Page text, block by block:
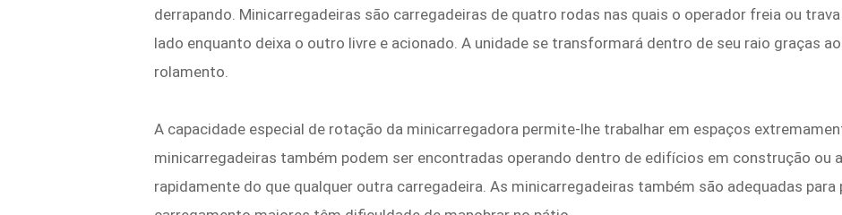
derrapando. Minicarregadeiras são carregadeiras de quatro rodas nas quais o operador freia ou
lado enquanto deixa o outro livre e acionado. A unidade se transformará dentro de seu raio graças
rolamento.
A capacidade especial de rotação da minicarregadora permite-lhe trabalhar em espaços
minicarregadeiras também podem ser encontradas operando dentro de edifícios em construção ou
rapidamente do que qualquer outra carregadeira. As minicarregadeiras também são adequadas